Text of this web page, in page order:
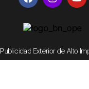
Publicidad Exterior de Alto